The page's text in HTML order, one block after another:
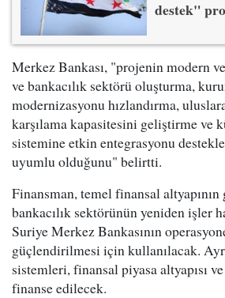
destek"
Merkez Bankası, "projenin modern
ve bankacılık sektörü oluşturma,
modernizasyonu hızlandırma,
karşılama kapasitesini geliştirme ve
sistemine etkin entegrasyonu
uyumlu olduğunu" belirtti.
Finansman, temel finansal
bankacılık sektörünün yeniden işler
Suriye Merkez Bankasının
güçlendirilmesi için kullanılacak.
sistemleri, finansal piyasa altyapısı
finanse edilecek.